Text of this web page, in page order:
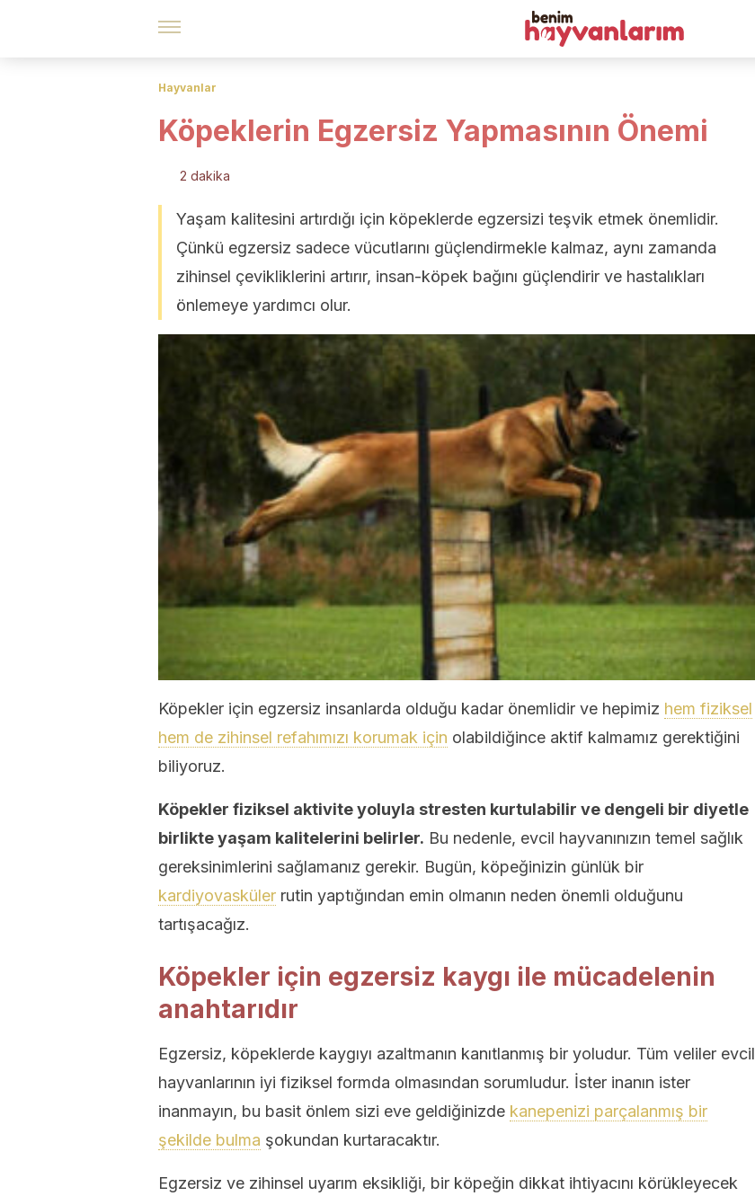
Hayvanlar
Köpeklerin Egzersiz Yapmasının Önemi
2 dakika
Yaşam kalitesini artırdığı için köpeklerde egzersizi teşvik etmek önemlidir.
Çünkü egzersiz sadece vücutlarını güçlendirmekle kalmaz, aynı zamanda
zihinsel çevikliklerini artırır, insan-köpek bağını güçlendirir ve hastalıkları
önlemeye yardımcı olur.
Köpekler için egzersiz insanlarda olduğu kadar önemlidir ve hepimiz hem fiziksel
hem de zihinsel refahımızı korumak için olabildiğince aktif kalmamız gerektiğini
biliyoruz.
Köpekler fiziksel aktivite yoluyla stresten kurtulabilir ve dengeli bir diyetle
birlikte yaşam kalitelerini belirler. Bu nedenle, evcil hayvanınızın temel sağlık
gereksinimlerini sağlamanız gerekir. Bugün, köpeğinizin günlük bir
kardiyovasküler rutin yaptığından emin olmanın neden önemli olduğunu
tartışacağız.
Köpekler için egzersiz kaygı ile mücadelenin
anahtarıdır
Egzersiz, köpeklerde kaygıyı azaltmanın kanıtlanmış bir yoludur. Tüm veliler evcil
hayvanlarının iyi fiziksel formda olmasından sorumludur. İster inanın ister
inanmayın, bu basit önlem sizi eve geldiğinizde kanepenizi parçalanmış bir
şekilde bulma şokundan kurtaracaktır.
Egzersiz ve zihinsel uyarım eksikliği, bir köpeğin dikkat ihtiyacını körükleyecek